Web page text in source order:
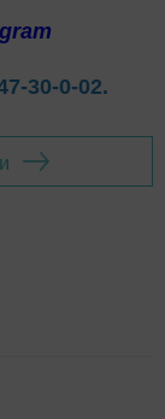
30-0-02.